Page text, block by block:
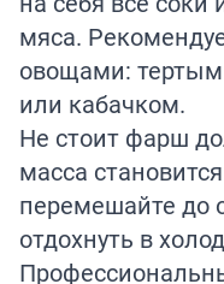
мяса.
овощами:
или кабачком.
Не стоит фарш
масса
перемешайте до
отдохнуть в